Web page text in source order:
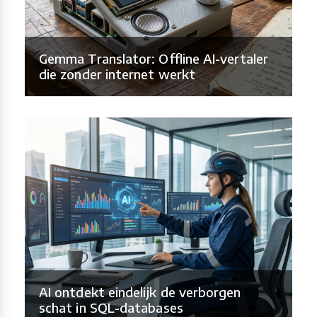
Gemma Translator: Offline AI-vertaler
die zonder internet werkt
AI ontdekt eindelijk de verborgen
schat in SQL-databases